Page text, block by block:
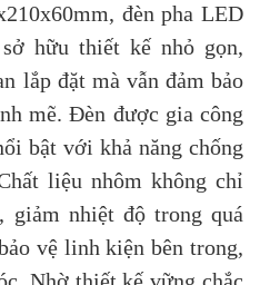
đèn pha LED
hữu thiết kế nhỏ gọn,
lắp đặt mà vẫn đảm bảo
mẽ. Đèn được gia công
bật với khả năng chống
liệu nhôm không chỉ
giảm nhiệt độ trong quá
vệ linh kiện bên trong,